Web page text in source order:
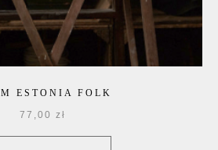
ESTONIA FOLK
77,00 zł